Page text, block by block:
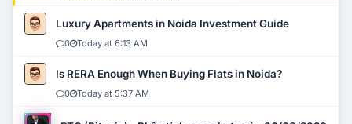
Luxury Apartments in Noida Investment Guide
0 Today at 6:13 AM
Is RERA Enough When Buying Flats in Noida?
0 Today at 5:37 AM